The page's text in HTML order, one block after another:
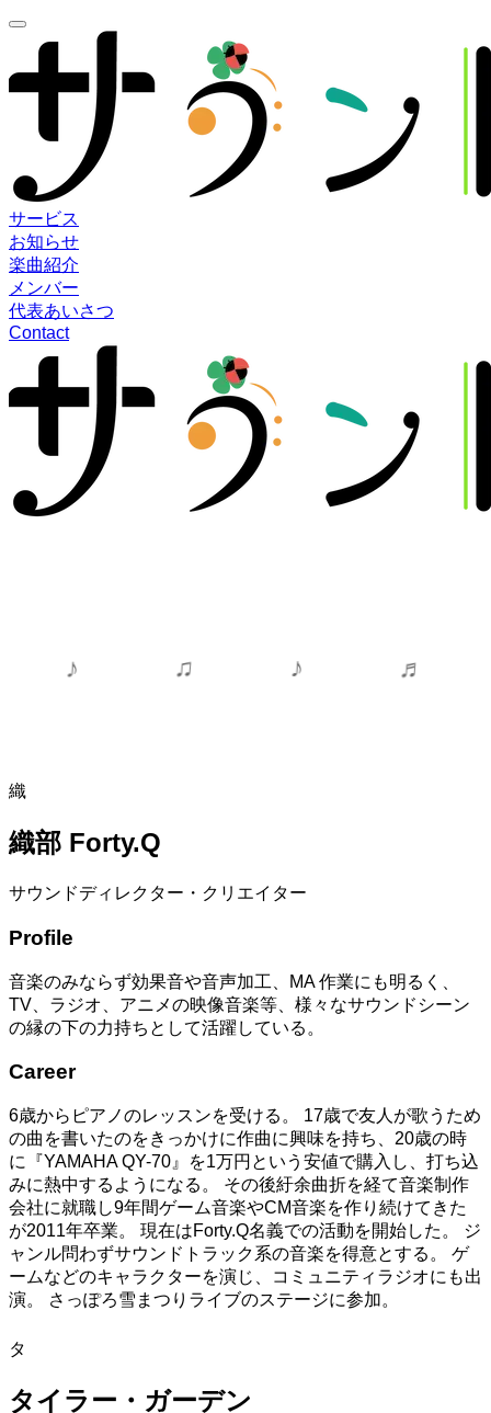
サービス
お知らせ
楽曲紹介
メンバー
代表あいさつ
Contact
♪ ♫ ♪ ♬
織
織部 Forty.Q
サウンドディレクター・クリエイター
Profile
音楽のみならず効果音や音声加工、MA 作業にも明るく、
TV、ラジオ、アニメの映像音楽等、様々なサウンドシーン
の縁の下の力持ちとして活躍している。
Career
6歳からピアノのレッスンを受ける。 17歳で友人が歌うため
の曲を書いたのをきっかけに作曲に興味を持ち、20歳の時
に『YAMAHA QY-70』を1万円という安値で購入し、打ち込
みに熱中するようになる。 その後紆余曲折を経て音楽制作
会社に就職し9年間ゲーム音楽やCM音楽を作り続けてきた
が2011年卒業。 現在はForty.Q名義での活動を開始した。 ジ
ャンル問わずサウンドトラック系の音楽を得意とする。 ゲ
ームなどのキャラクターを演じ、コミュニティラジオにも出
演。 さっぽろ雪まつりライブのステージに参加。
タ
タイラー・ガーデン